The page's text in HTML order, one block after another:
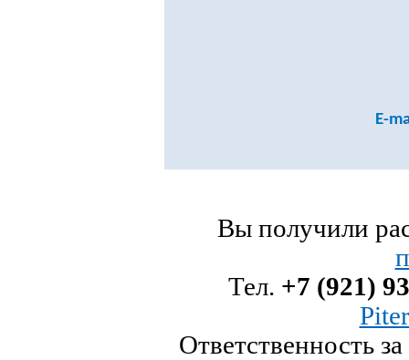
E-
Вы получили
Тел. +7 (921)
Ответственность